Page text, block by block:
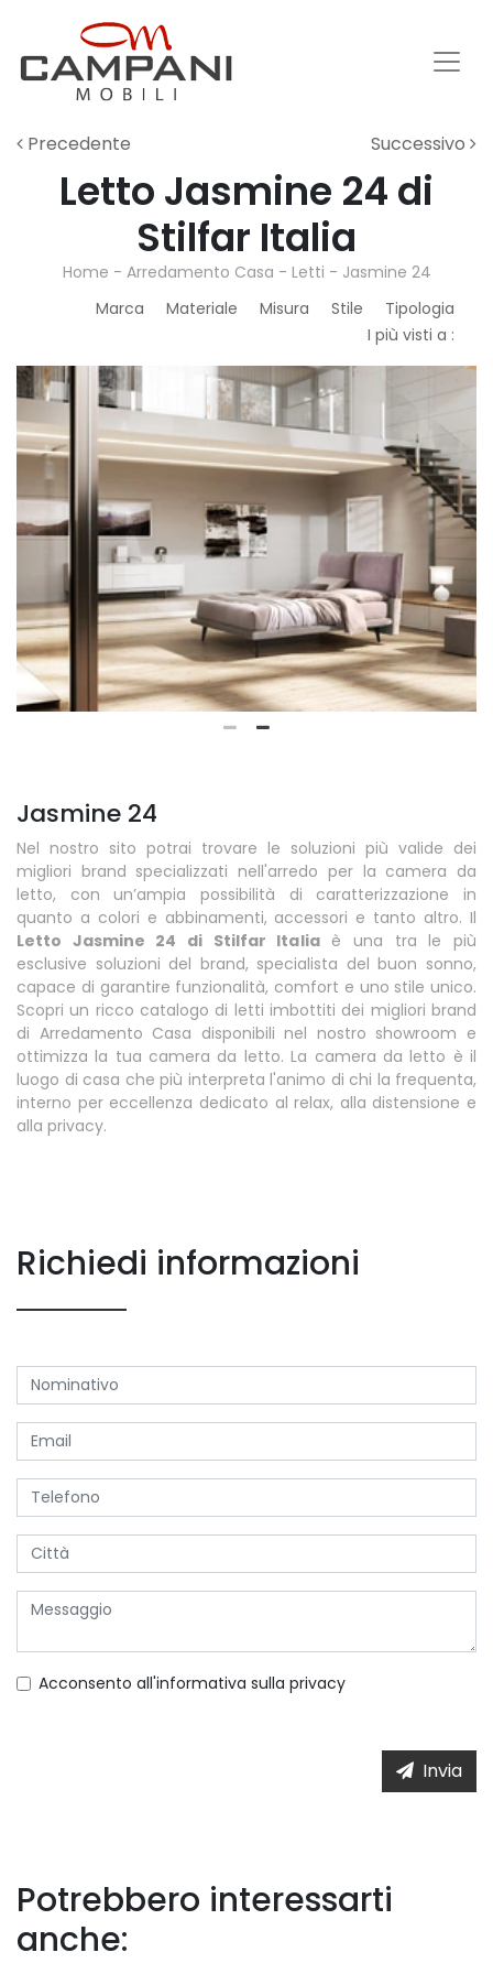
Precedente Successivo
Letto Jasmine 24 di
Stilfar Italia
Home - Arredamento Casa - Letti - Jasmine 24
Marca
Materiale Misura Stile
Tipologia
I più visti a :
Jasmine 24
Nel nostro sito potrai trovare le soluzioni più valide dei
migliori brand specializzati nell'arredo per la camera da
letto, con un’ampia possibilità di caratterizzazione in
quanto a colori e abbinamenti, accessori e tanto altro. Il
Letto Jasmine 24 di Stilfar Italiaè una tra le più
esclusive soluzioni del brand, specialista del buon sonno,
capace di garantire funzionalità, comfort e uno stile unico.
Scopri un ricco catalogo di letti imbottiti dei migliori brand
di Arredamento Casa disponibili nel nostro showroom e
ottimizza la tua camera da letto. La camera da letto è il
luogo di casa che più interpreta l'animo di chi la frequenta,
interno per eccellenza dedicato al relax, alla distensione e
alla privacy.
Richiedi informazioni
Acconsento all'informativa sulla privacy
Invia
Potrebbero interessarti
anche: